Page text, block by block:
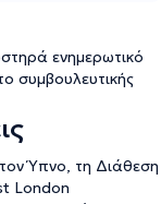
ενημερωτικό
συμβουλευτικής
Ύπνο, τη Διάθεση
London